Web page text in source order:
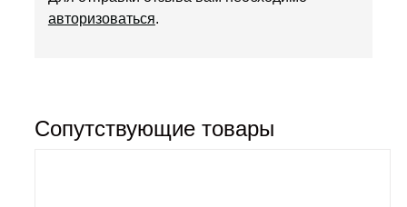
авторизоваться.
Сопутствующие товары